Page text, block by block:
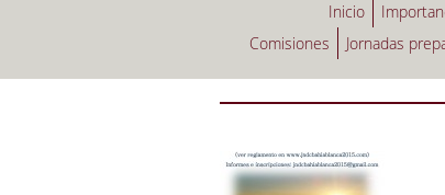
Inicio
Comisiones
Jornadas